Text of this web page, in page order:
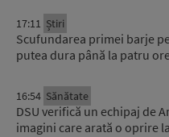
17:11 Știri
Scufundarea primei barje
putea dura până la patru
16:54 Sănătate
DSU verifică un echipaj de
imagini care arată o oprire